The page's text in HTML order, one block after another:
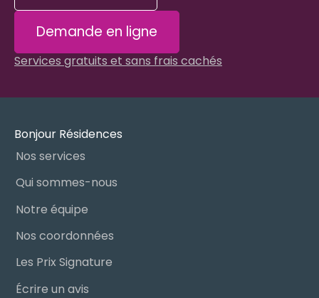
Demande en ligne
Services gratuits et sans frais cachés
Bonjour Résidences
Nos services
Qui sommes-nous
Notre équipe
Nos coordonnées
Les Prix Signature
Écrire un avis